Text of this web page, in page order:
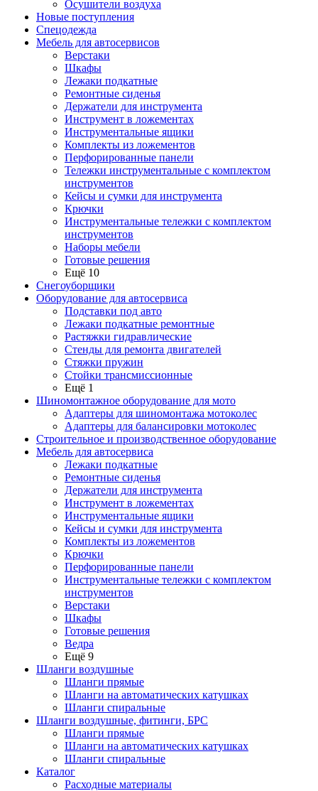
Осушители воздуха
Новые поступления
Спецодежда
Мебель для автосервисов
Верстаки
Шкафы
Лежаки подкатные
Ремонтные сиденья
Держатели для инструмента
Инструмент в ложементах
Инструментальные ящики
Комплекты из ложементов
Перфорированные панели
Тележки инструментальные с комплектом
инструментов
Кейсы и сумки для инструмента
Крючки
Инструментальные тележки с комплектом
инструментов
Наборы мебели
Готовые решения
Ещё 10
Снегоуборщики
Оборудование для автосервиса
Подставки под авто
Лежаки подкатные ремонтные
Растяжки гидравлические
Стенды для ремонта двигателей
Стяжки пружин
Стойки трансмиссионные
Ещё 1
Шиномонтажное оборудование для мото
Адаптеры для шиномонтажа мотоколес
Адаптеры для балансировки мотоколес
Строительное и производственное оборудование
Мебель для автосервиса
Лежаки подкатные
Ремонтные сиденья
Держатели для инструмента
Инструмент в ложементах
Инструментальные ящики
Кейсы и сумки для инструмента
Комплекты из ложементов
Крючки
Перфорированные панели
Инструментальные тележки с комплектом
инструментов
Верстаки
Шкафы
Готовые решения
Ведра
Ещё 9
Шланги воздушные
Шланги прямые
Шланги на автоматических катушках
Шланги спиральные
Шланги воздушные, фитинги, БРС
Шланги прямые
Шланги на автоматических катушках
Шланги спиральные
Каталог
Расходные материалы